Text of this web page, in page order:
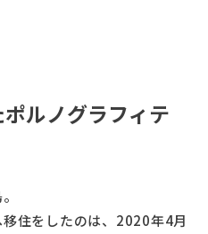
ルノグラフィテ
住をしたのは、2020年4月